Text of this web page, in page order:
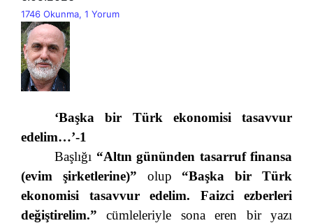
1746 Okunma, 1 Yorum
‘Başka bir Türk ekonomisi tasavvur
edelim…’-1
Başlığı “Altın gününden tasarruf finansa
(evim şirketlerine)” olup “Başka bir Türk
ekonomisi tasavvur edelim. Faizci ezberleri
değiştirelim.”cümleleriyle sona eren bir yazı